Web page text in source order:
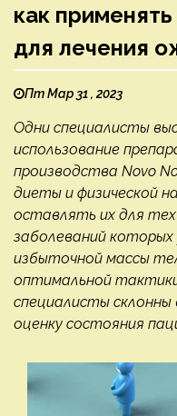
как
для лечения
Пт Мар 31 , 2023
Одни специалисты
использование
производства Novo
диеты и физической
оставлять их для
заболеваний
избыточной массы
оптимальной
специалисты
оценку состояния